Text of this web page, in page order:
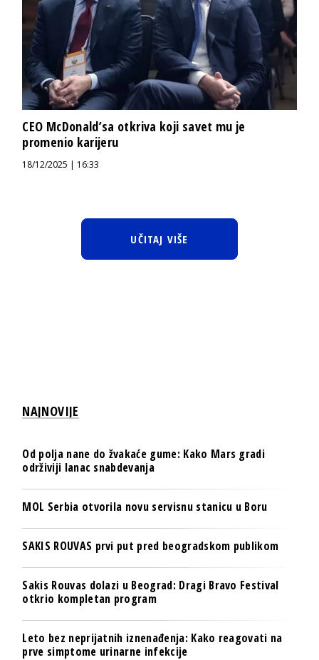
CEO McDonald’sa otkriva koji savet mu je
promenio karijeru
18/12/2025 | 16:33
UČITAJ VIŠE
NAJNOVIJE
Od polja nane do žvakaće gume: Kako Mars gradi
održiviji lanac snabdevanja
MOL Serbia otvorila novu servisnu stanicu u Boru
SAKIS ROUVAS prvi put pred beogradskom publikom
Sakis Rouvas dolazi u Beograd: Dragi Bravo Festival
otkrio kompletan program
Leto bez neprijatnih iznenađenja: Kako reagovati na
prve simptome urinarne infekcije